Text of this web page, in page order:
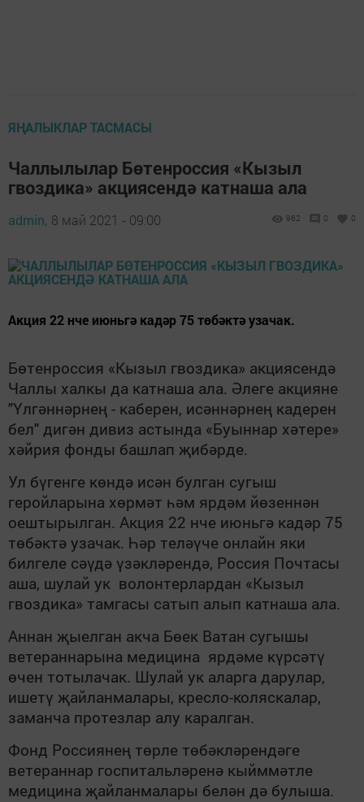
ЯҢАЛЫКЛАР ТАСМАСЫ
Чаллылылар Бөтенроссия «Кызыл
гвоздика» акциясендә катнаша ала
admin, 8 май 2021 - 09:00 962 0 0
Акция 22 нче июньгә кадәр 75 төбәктә узачак.
Бөтенроссия «Кызыл гвоздика» акциясендә
Чаллы халкы да катнаша ала. Әлеге акцияне
"Үлгәннәрнең - каберен, исәннәрнең кадерен
бел" дигән дивиз астында «Буыннар хәтере»
хәйрия фонды башлап җибәрде.
Ул бүгенге көндә исән булган сугыш
геройларына хөрмәт һәм ярдәм йөзеннән
оештырылган. Акция 22 нче июньгә кадәр 75
төбәктә узачак. Һәр теләүче онлайн яки
билгеле сәүдә үзәкләрендә, Россия Почтасы
аша, шулай ук волонтерлардан «Кызыл
гвоздика» тамгасы сатып алып катнаша ала.
Аннан җыелган акча Бөек Ватан сугышы
ветераннарына медицина ярдәме күрсәтү
өчен тотылачак. Шулай ук аларга дарулар,
ишетү җайланмалары, кресло-коляскалар,
заманча протезлар алу каралган.
Фонд Россиянең төрле төбәкләрендәге
ветераннар госпитальләренә кыйммәтле
медицина җайланмалары белән дә булыша.